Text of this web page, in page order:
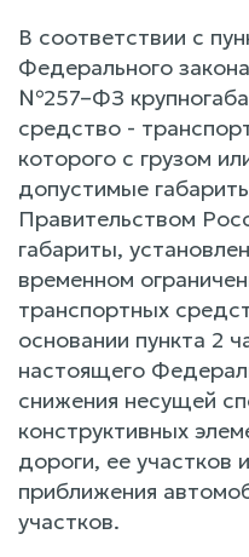
В соответствии с
Федерального
№257–ФЗ
средство -
которого с грузом
допустимые
Правительством
габариты,
временном
транспортных
основании пункта 2
настоящего
снижения несущей
конструктивных
дороги, ее участков
приближения
участков.